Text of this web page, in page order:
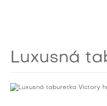
Luxusná